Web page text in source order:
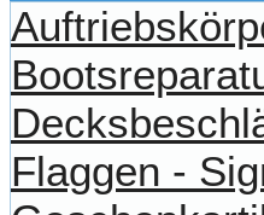
Flaggen -